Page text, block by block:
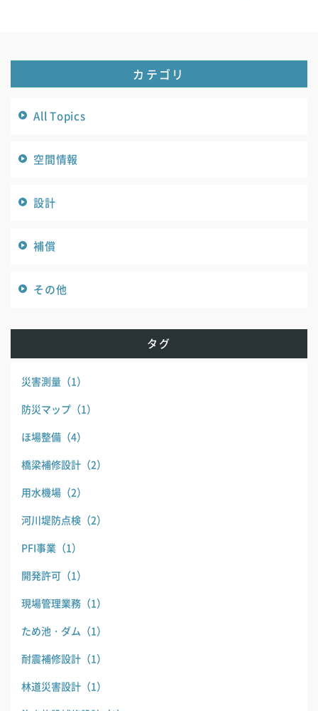
カテゴリ
All Topics
空間情報
設計
補償
その他
タグ
災害測量 （1）
防災マップ （1）
ほ場整備 （4）
橋梁補修設計 （2）
用水機場 （2）
河川堤防点検 （2）
PFI事業 （1）
開発許可 （1）
現場管理業務 （1）
ため池・ダム （1）
耐震補修設計 （1）
林道災害設計 （1）